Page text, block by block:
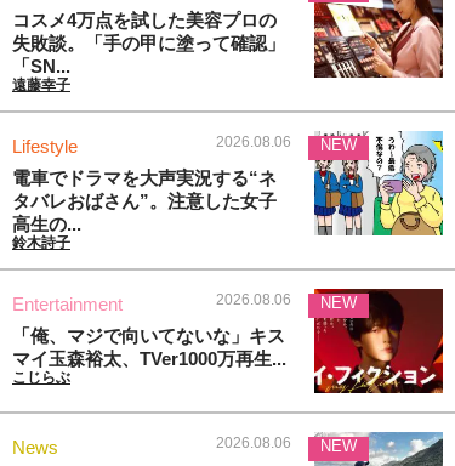
コスメ4万点を試した美容プロの
失敗談。「手の甲に塗って確認」
「SN...
遠藤幸子
Lifestyle 2026.08.06
電車でドラマを大声実況する“ネ
タバレおばさん”。注意した女子
高生の...
鈴木詩子
NEW
Entertainment 2026.08.06
「俺、マジで向いてないな」キス
マイ玉森裕太、TVer1000万再生...
こじらぶ
NEW
News 2026.08.06 NEW